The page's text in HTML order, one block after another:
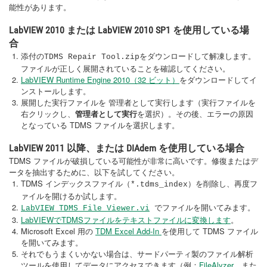
能性があります。
LabVIEW 2010 または LabVIEW 2010 SP1 を使用している場
合
添付のTDMS Repair Tool.zipをダウンロードして解凍します。
ファイルが正しく展開されていることを確認してください。
LabVIEW Runtime Engine 2010（32 ビット） をダウンロードしてイ
ンストールします。
展開した実行ファイルを 管理者として実行します（実行ファイルを
右クリックし、 管理者として実行を選択）。その後、エラーの原因
となっている TDMS ファイルを選択します。
LabVIEW 2011 以降、または DIAdem を使用している場合
TDMS ファイルが破損している可能性が非常に高いです。修復またはデ
ータを抽出するために、以下を試してください。
TDMS インデックスファイル（ *.tdms_index ）を削除し、再度フ
ァイルを開けるか試します。
LabVIEW TDMS File Viewer.vi でファイルを開いてみます。
LabVIEWでTDMSファイルをテキストファイルに変換します。
Microsoft Excel 用の TDM Excel Add-In を使用して TDMS ファイル
を開いてみます。
それでもうまくいかない場合は、サードパーティ製のファイル解析